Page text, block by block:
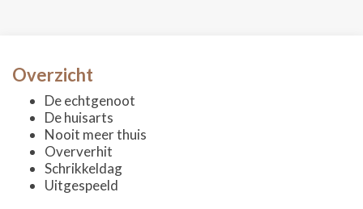
Overzicht
De echtgenoot
De huisarts
Nooit meer thuis
Oververhit
Schrikkeldag
Uitgespeeld